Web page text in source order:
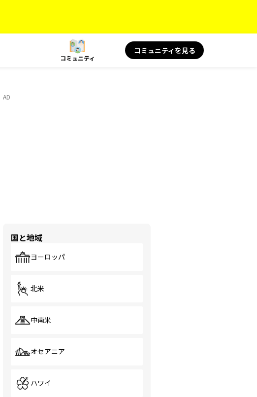
コミュニティ
コミュニティを見る
AD
国と地域
ヨーロッパ
北米
中南米
オセアニア
ハワイ